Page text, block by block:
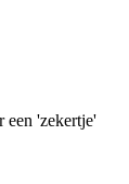
een 'zekertje'